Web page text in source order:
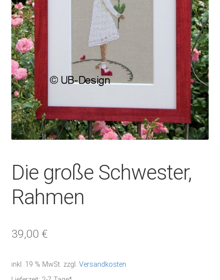
Die große Schwester,
Rahmen
39,00 €
inkl. 19 % MwSt. zzgl. Versandkosten